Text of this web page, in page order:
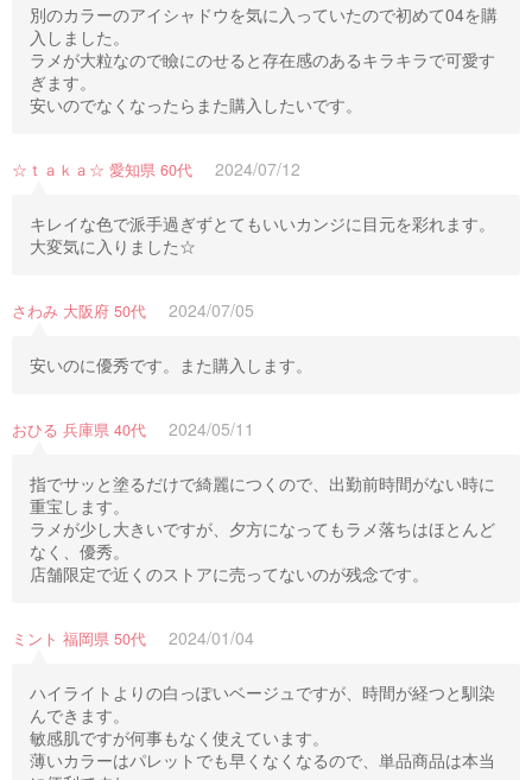
別のカラーのアイシャドウを気に入っていたので初めて04を購
入しました。
ラメが大粒なので瞼にのせると存在感のあるキラキラで可愛す
ぎます。
安いのでなくなったらまた購入したいです。
☆ｔａｋａ☆ 愛知県 60代 2024/07/12
キレイな色で派手過ぎずとてもいいカンジに目元を彩れます。
大変気に入りました☆
さわみ 大阪府 50代 2024/07/05
安いのに優秀です。また購入します。
おひる 兵庫県 40代 2024/05/11
指でサッと塗るだけで綺麗につくので、出勤前時間がない時に
重宝します。
ラメが少し大きいですが、夕方になってもラメ落ちはほとんど
なく、優秀。
店舗限定で近くのストアに売ってないのが残念です。
ミント 福岡県 50代 2024/01/04
ハイライトよりの白っぽいベージュですが、時間が経つと馴染
んできます。
敏感肌ですが何事もなく使えています。
薄いカラーはパレットでも早くなくなるので、単品商品は本当